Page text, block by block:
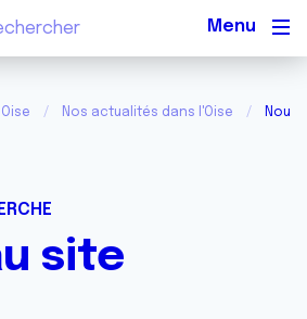
Nos actualités dans l'Oise
site